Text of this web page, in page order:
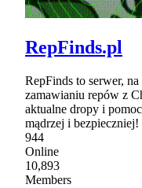
RepFinds.pl
RepFinds to serwer,
zamawianiu repów z
aktualne dropy i
mądrzej i bezpieczniej!
944
Online
10,893
Members